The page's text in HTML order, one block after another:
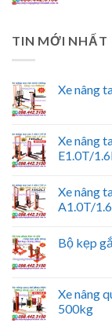
TIN MỚI NHẤT
Xe nâng
Xe nâng
E1.0T/
Xe nâng
A1.0T/
Bộ kẹp
Xe nâng
500kg